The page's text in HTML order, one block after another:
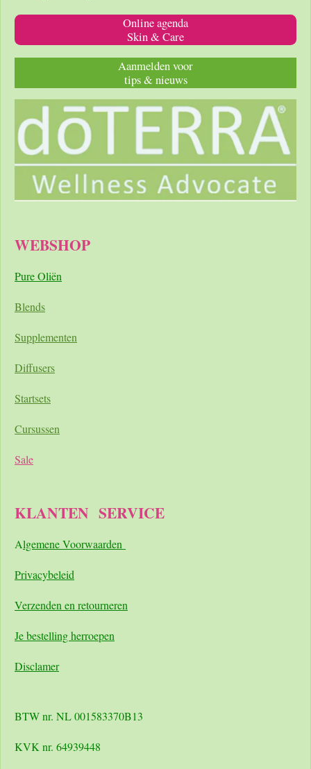
Online agenda
Skin & Care
Aanmelden voor
tips & nieuws
WEBSHOP
Pure Oliën
Blends
Supplementen
Diffusers
Startsets
Cursussen
Sale
KLANTEN SERVICE
Algemene Voorwaarden
Privacybeleid
Verzenden en retourneren
Je bestelling herroepen
Disclamer
BTW nr. NL 001583370B13
KVK nr. 64939448